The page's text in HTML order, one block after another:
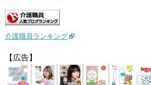
介護職員ランキング
【広告】